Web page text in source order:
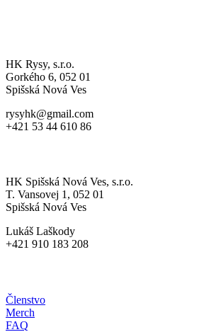
HK Rysy, s.r.o.
Gorkého 6, 052 01
Spišská Nová Ves
rysyhk@gmail.com
+421 53 44 610 86
HK Spišská Nová Ves, s.r.o.
T. Vansovej 1, 052 01
Spišská Nová Ves
Lukáš Laškody
+421 910 183 208
Členstvo
Merch
FAQ